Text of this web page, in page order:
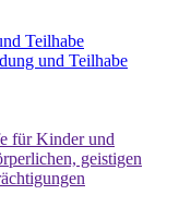
Teilhabe
und Teilhabe
für Kinder und
geistigen